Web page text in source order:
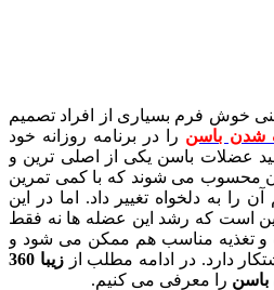
خوش فرم بسیاری از افراد تصمیم
شدن باسن را در برنامه روزانه خود
عضلات باسن یکی از اصلی ترین و
محسوب می شوند که با کمی تمرین
به دلخواه تغییر داد. اما در این
این است که رشد این عضله ها نه فقط
و تغذیه مناسب هم ممکن می شود و
دارد. در ادامه مطلب اززیبا 360
را معرفی می کنیم.